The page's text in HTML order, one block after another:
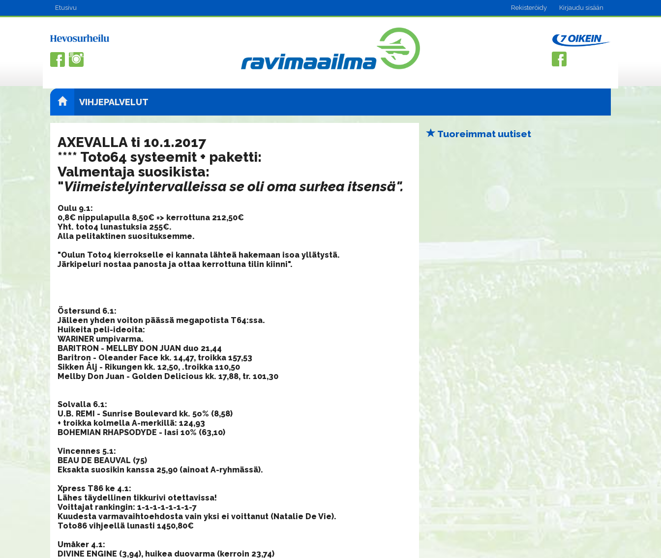
Etusivu Rekisteröidy Kirjaudu sisään
VIHJEPALVELUT
AXEVALLA ti 10.1.2017
**** Toto64 systeemit + paketti:
Valmentaja suosikista:
​"Viimeistelyintervalleissa se oli oma surkea itsensä".
Oulu 9.1:
0,8€ nippulapulla 8,50€ => kerrottuna 212,50€
Yht. toto4 lunastuksia 255€.
Alla pelitaktinen suosituksemme.
​"Oulun Toto4 kierrokselle ei kannata lähteä hakemaan isoa yllätystä.
Järkipeluri nostaa panosta ja ottaa kerrottuna tilin kiinni".
Östersund 6.1:
Jälleen yhden voiton päässä megapotista T64:ssa.
Huikeita peli-ideoita:
WARINER umpivarma.
BARITRON - MELLBY DON JUAN duo 21,44
Baritron - Oleander Face kk. 14,47, troikka 157,53
Sikken Ålj - Rikungen kk. 12,50, .troikka 110,50
Mellby Don Juan - Golden Delicious kk. 17,88, tr. 101,30
Solvalla 6.1:
U.B. REMI - Sunrise Boulevard kk. 5o% (8,58)
​+ troikka kolmella A-merkillä: 124,93
BOHEMIAN RHAPSODYDE - Iasi 10% (63,10)
Vincennes 5.1:
BEAU DE BEAUVAL (75)
Eksakta suosikin kanssa 25,90 (ainoat A-ryhmässä).
Xpress T86 ke 4.1:
Lähes täydellinen tikkurivi otettavissa!
Voittajat rankingin: 1-1-1-1-1-1-1-7
Kuudesta varmavaihtoehdosta vain yksi ei voittanut (Natalie De Vie).
Toto86 vihjeellä lunasti 1450,80€
Umåker 4.1:
DIVINE ENGINE (3,94), huikea duovarma (kerroin 23,74)
Tuoreimmat uutiset